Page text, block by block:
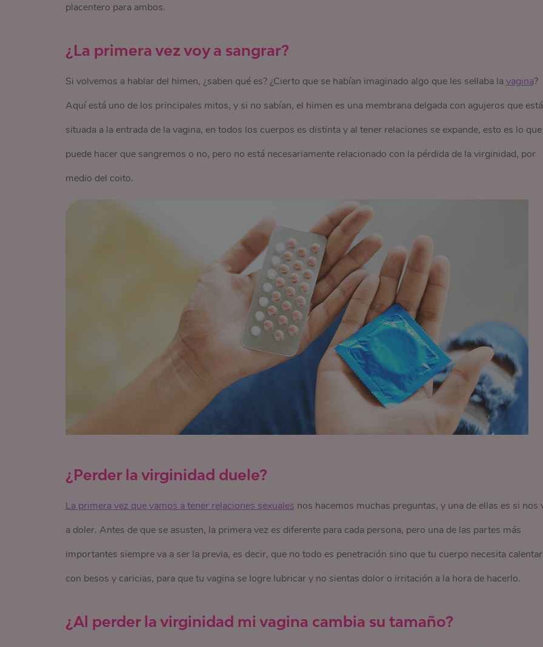
placentero para ambos.
¿La primera vez voy a sangrar?
Si volvemos a hablar del himen, ¿saben qué es? ¿Cierto que se habían imaginado algo que les sellaba la vagina?
Aquí está uno de los principales mitos, y si no sabían, el himen es una membrana delgada con agujeros que está
situada a la entrada de la vagina, en todos los cuerpos es distinta y al tener relaciones se expande, esto es lo que
puede hacer que sangremos o no, pero no está necesariamente relacionado con la pérdida de la virginidad, por
medio del coito.
¿Perder la virginidad duele?
La primera vez que vamos a tener relaciones sexuales nos hacemos muchas preguntas, y una de ellas es si nos
a doler. Antes de que se asusten, la primera vez es diferente para cada persona, pero una de las partes más
importantes siempre va a ser la previa, es decir, que no todo es penetración sino que tu cuerpo necesita
con besos y caricias, para que tu vagina se logre lubricar y no sientas dolor o irritación a la hora de hacerlo.
¿Al perder la virginidad mi vagina cambia su tamaño?